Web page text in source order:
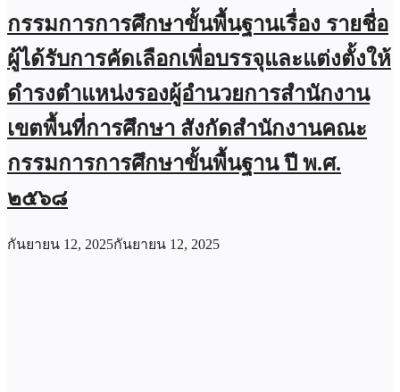
กรรมการการศึกษาขั้นพื้นฐานเรื่อง รายชื่อ
ผู้ได้รับการคัดเลือกเพื่อบรรจุและแต่งตั้งให้
ดำรงตำแหน่งรองผู้อำนวยการสำนักงาน
เขตพื้นที่การศึกษา สังกัดสำนักงานคณะ
กรรมการการศึกษาขั้นพื้นฐาน ปี พ.ศ.
๒๕๖๘
กันยายน 12, 2025กันยายน 12, 2025